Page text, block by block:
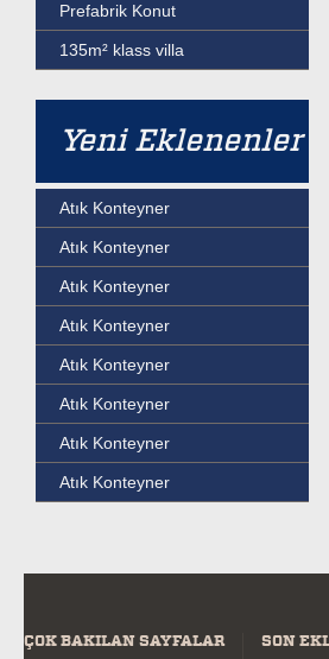
Prefabrik Konut
135m² klass villa
Yeni Eklenenler
Atık Konteyner
Atık Konteyner
Atık Konteyner
Atık Konteyner
Atık Konteyner
Atık Konteyner
Atık Konteyner
Atık Konteyner
ÇOK BAKILAN SAYFALAR
SON